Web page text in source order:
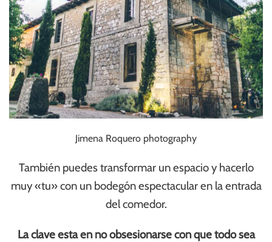
Jimena Roquero photography
También puedes transformar un espacio y hacerlo
muy «tu» con un bodegón espectacular en la entrada
del comedor.
La clave esta en no obsesionarse con que todo sea